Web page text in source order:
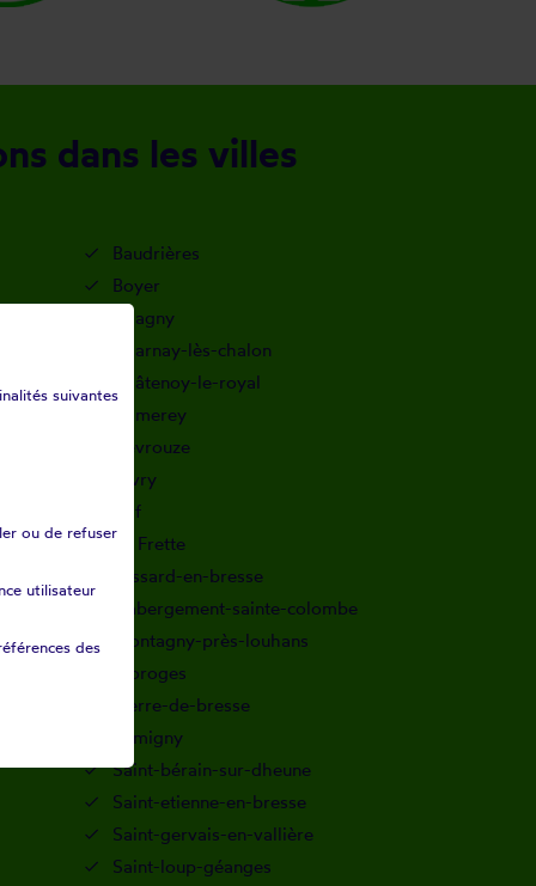
dans les villes
Baudrières
Boyer
Chagny
Charnay-lès-chalon
Châtenoy-le-royal
Damerey
Devrouze
Givry
Juif
La Frette
Lessard-en-bresse
L'abergement-sainte-colombe
Montagny-près-louhans
Moroges
Pierre-de-bresse
Remigny
Saint-bérain-sur-dheune
Saint-etienne-en-bresse
Saint-gervais-en-vallière
Saint-loup-géanges
suivantes
ou de refuser
utilisateur
des